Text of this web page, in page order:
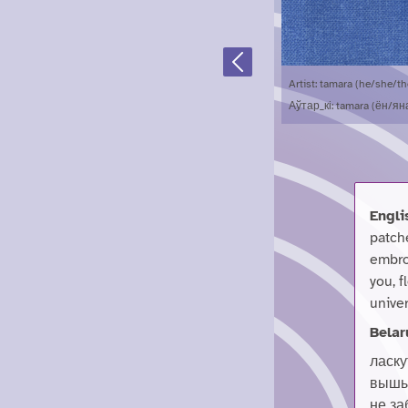
Previous
Artist: tamara (he/she/
Аўтар_кі: tamara (ён/
you,